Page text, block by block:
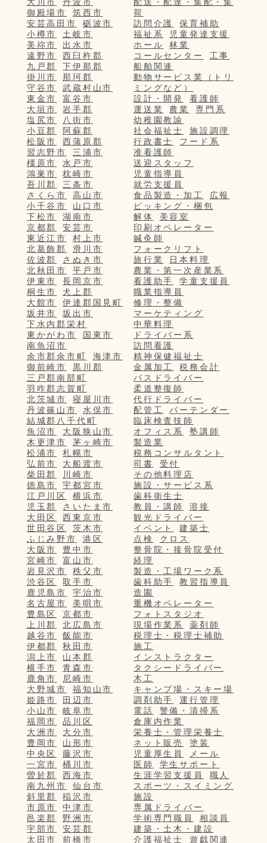
御殿場市
筑西市
安芸高田市
砺波市
小樽市
土岐市
美祢市
出水市
遠野市
西臼杵郡
九戸郡
下伊那郡
掛川市
那珂郡
守谷市
武蔵村山市
東金市
富谷市
大垣市
岩手郡
塩尻市
八街市
小豆郡
阿蘇郡
松阪市
西蒲原郡
習志野市
三浦市
橿原市
水戸市
鴻巣市
枕崎市
吾川郡
三条市
さくら市
高山市
小千谷市
山口市
下松市
湖南市
京都郡
安芸市
東近江市
村上市
北葛飾郡
滑川市
佐波郡
さぬき市
北秋田市
平戸市
伊東市
長岡京市
桐生市
犬上郡
大館市
伊達郡国見町
坂井市
坂出市
下水内郡栄村
東かがわ市
国東市
南魚沼市
余市郡余市町
海津市
御前崎市
黒川郡
三戸郡南部町
羽咋郡志賀町
北茨城市
寝屋川市
丹波篠山市
水俣市
結城郡八千代町
魚沼市
大阪狭山市
木更津市
茅ヶ崎市
松浦市
札幌市
弘前市
大船渡市
柴田郡
川崎市
徳島市
宇都宮市
江戸川区
横浜市
児玉郡
さいたま市
大田区
西東京市
世田谷区
茨木市
ふじみ野市
港区
大阪市
豊中市
宮崎市
富山市
岩見沢市
秩父市
渋谷区
取手市
鹿児島市
宇治市
名古屋市
美唄市
豊島区
京都市
上川郡
北広島市
越谷市
飯能市
伊都郡
秋田市
潟上市
山本郡
横手市
青森市
鹿角市
尼崎市
大野城市
福知山市
姫路市
田辺市
小山市
岐阜市
福岡市
品川区
大洲市
大分市
豊岡市
山形市
中央区
藤沢市
一宮市
桶川市
曽於郡
西海市
南九州市
仙台市
斜里郡
稲沢市
市原市
中津市
邑楽郡
野洲市
宇部市
安芸郡
太田市
前橋市
荷
訪問介護
保育補助
福祉系
児童発達支援
ホール
林業
コールセンター
工事
船舶関連
動物サービス業（トリ
ミングなど）
設計・開発
看護師
運送業
農業
専門系
幼稚園教諭
社会福祉士
施設調理
行政書士
フード系
准看護師
送迎スタッフ
児童指導員
就労支援員
食品製造・加工
広報
ピッキング・梱包
解体
美容室
印刷オペレーター
鍼灸師
フォークリフト
旅行業
日本料理
農業・第一次産業系
看護助手
学童支援員
職業指導員
修理・整備
マーケティング
中華料理
ドライバー系
訪問看護
精神保健福祉士
金属加工
税務会計
バスドライバー
柔道整復師
代行ドライバー
配管工
バーテンダー
臨床検査技師
オフィス系
塾講師
製造業
税務コンサルタント
司書
受付
その他料理店
施設・サービス系
歯科衛生士
教員・講師
溶接
観光ドライバー
イベント
建築士
点検
クロス
整骨院・接骨院受付
経理
製造・工場ワーク系
歯科助手
教習指導員
造園
重機オペレーター
フォトスタジオ
現場作業系
薬剤師
税理士・税理士補助
施工
インストラクター
タクシードライバー
木工
キャンプ場・スキー場
調剤助手
運行管理
電話
警備・清掃系
倉庫内作業
栄養士・管理栄養士
ネット販売
塗装
児童厚生員
メール
医師
学生サポート
生涯学習支援員
職人
スポーツ・スイミング
施設
専属ドライバー
学術専門職員
相談員
建築・土木・建設
介護福祉士
遊戯関連